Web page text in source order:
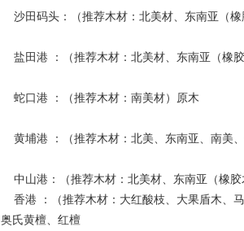
沙田码头：（推荐木材：北美材、东南亚（橡
盐田港 ：（推荐木材：北美材、东南亚（橡胶
蛇口港 ：（推荐木材：南美材）原木
黄埔港 ：（推荐木材：北美、东南亚、南美
中山港：（推荐木材：北美材、东南亚（橡胶
香港 ：（推荐木材：大红酸枝、大果盾木、
奥氏黄檀、红檀